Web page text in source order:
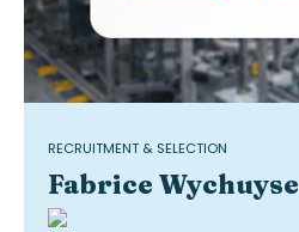
RECRUITMENT & SELECTION
Fabrice Wychuyse